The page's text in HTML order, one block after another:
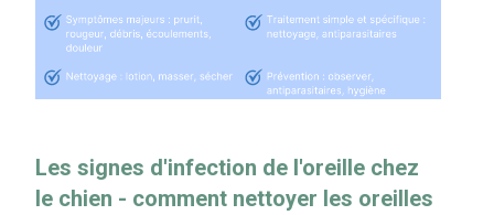
Les signes d'infection de l'oreille chez
le chien - comment nettoyer les oreilles